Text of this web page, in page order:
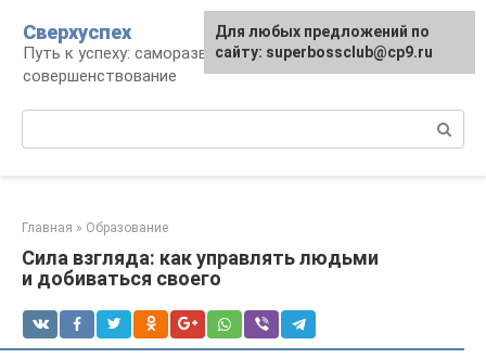
контенту
Сверхуспех
Путь к успеху: саморазвитие и
совершенствование
Главная » Образование
Сила взгляда: как управлять людьми
и добиваться своего
Для любых предложений по
сайту: superbossclub@cp9.ru